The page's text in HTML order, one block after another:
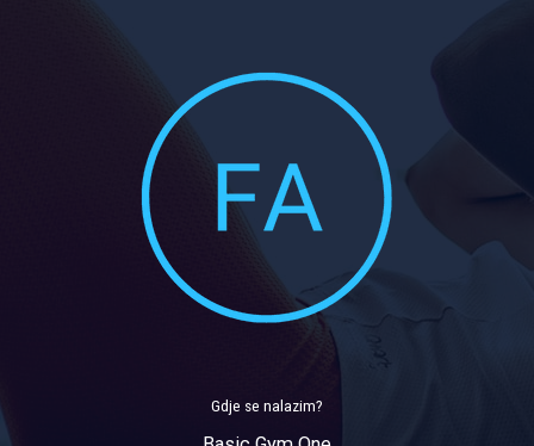
Gdje se nalazim?